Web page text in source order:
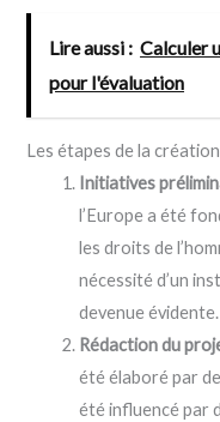
Lire aussi : Calculer
pour l'évaluation
Les étapes de la
Initiatives
l’Europe a été
les droits de
nécessité d’un
devenue évidente.
Rédaction du
été élaboré par
été influencé par